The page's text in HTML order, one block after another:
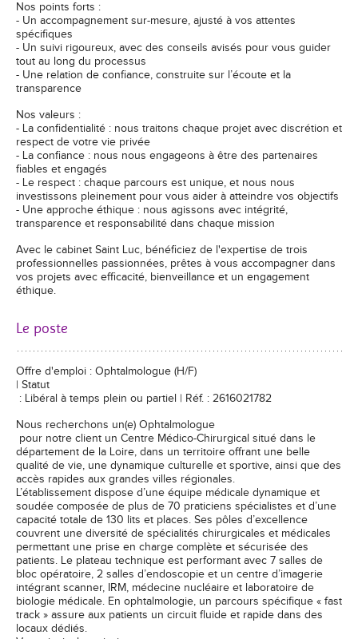
Nos points forts :
- Un accompagnement sur-mesure, ajusté à vos attentes
spécifiques
- Un suivi rigoureux, avec des conseils avisés pour vous guider
tout au long du processus
- Une relation de confiance, construite sur l’écoute et la
transparence
Nos valeurs :
- La confidentialité : nous traitons chaque projet avec discrétion et
respect de votre vie privée
- La confiance : nous nous engageons à être des partenaires
fiables et engagés
- Le respect : chaque parcours est unique, et nous nous
investissons pleinement pour vous aider à atteindre vos objectifs
- Une approche éthique : nous agissons avec intégrité,
transparence et responsabilité dans chaque mission
Avec le cabinet Saint Luc, bénéficiez de l'expertise de trois
professionnelles passionnées, prêtes à vous accompagner dans
vos projets avec efficacité, bienveillance et un engagement
éthique.
Le poste
Offre d'emploi : Ophtalmologue (H/F)
| Statut
: Libéral à temps plein ou partiel | Réf. : 2616021782
Nous recherchons un(e) Ophtalmologue
pour notre client un Centre Médico-Chirurgical situé dans le
département de la Loire, dans un territoire offrant une belle
qualité de vie, une dynamique culturelle et sportive, ainsi que des
accès rapides aux grandes villes régionales.
L’établissement dispose d’une équipe médicale dynamique et
soudée composée de plus de 70 praticiens spécialistes et d’une
capacité totale de 130 lits et places. Ses pôles d’excellence
couvrent une diversité de spécialités chirurgicales et médicales
permettant une prise en charge complète et sécurisée des
patients. Le plateau technique est performant avec 7 salles de
bloc opératoire, 2 salles d’endoscopie et un centre d’imagerie
intégrant scanner, IRM, médecine nucléaire et laboratoire de
biologie médicale. En ophtalmologie, un parcours spécifique « fast
track » assure aux patients un circuit fluide et rapide dans des
locaux dédiés.